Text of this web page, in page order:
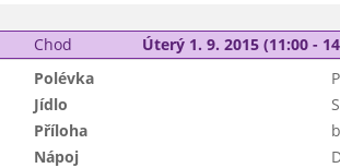
Chod Úterý 1. 9. 2015 (11:00 -
Polévka
Jídlo
Příloha
Nápoj